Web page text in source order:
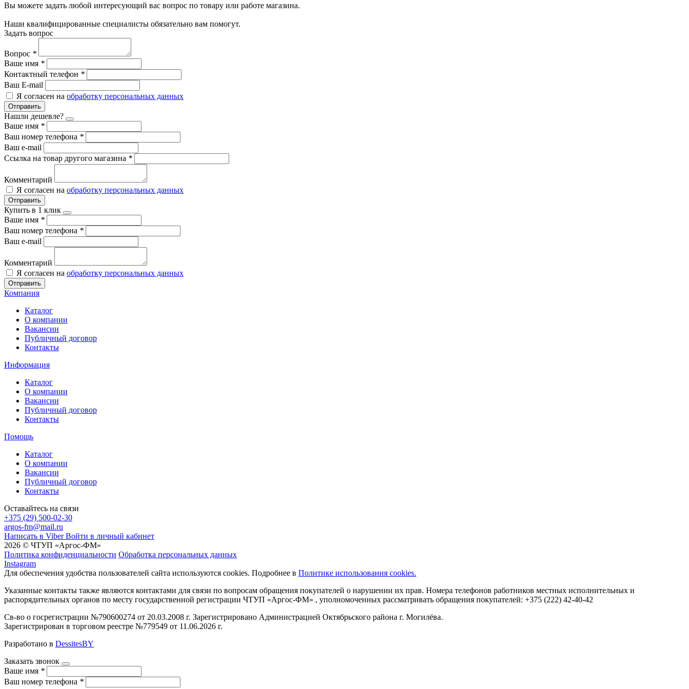
Вы можете задать любой интересующий вас вопрос по товару или работе магазина.
Наши квалифицированные специалисты обязательно вам помогут.
Задать вопрос
Вопрос *
Ваше имя *
Контактный телефон *
Ваш E-mail
Я согласен на обработку персональных данных
Отправить
Нашли дешевле?
Ваше имя *
Ваш номер телефона *
Ваш e-mail
Ссылка на товар другого магазина *
Комментарий
Я согласен на обработку персональных данных
Отправить
Купить в 1 клик
Ваше имя *
Ваш номер телефона *
Ваш e-mail
Комментарий
Я согласен на обработку персональных данных
Отправить
Компания
Каталог
О компании
Вакансии
Публичный договор
Контакты
Информация
Каталог
О компании
Вакансии
Публичный договор
Контакты
Помощь
Каталог
О компании
Вакансии
Публичный договор
Контакты
Оставайтесь на связи
+375 (29) 500-02-30
argos-fm@mail.ru
Написать в Viber Войти в личный кабинет
2026 © ЧТУП «Аргос-ФМ»
Политика конфиденциальности Обработка персональных данных
Instagram
Для обеспечения удобства пользователей сайта используются cookies. Подробнее в Политике использования cookies.
Указанные контакты также являются контактами для связи по вопросам обращения покупателей о нарушении их прав. Номера телефонов работников местных исполнительных и
распорядительных органов по месту государственной регистрации ЧТУП «Аргос-ФМ» , уполномоченных рассматривать обращения покупателей: +375 (222) 42-40-42
Св-во о госрегистрации №790600274 от 20.03.2008 г. Зарегистрировано Администрацией Октябрьского района г. Могилёва.
Зарегистрирован в торговом реестре №779549 от 11.06.2026 г.
Разработано в DessitesBY
Заказать звонок
Ваше имя *
Ваш номер телефона *